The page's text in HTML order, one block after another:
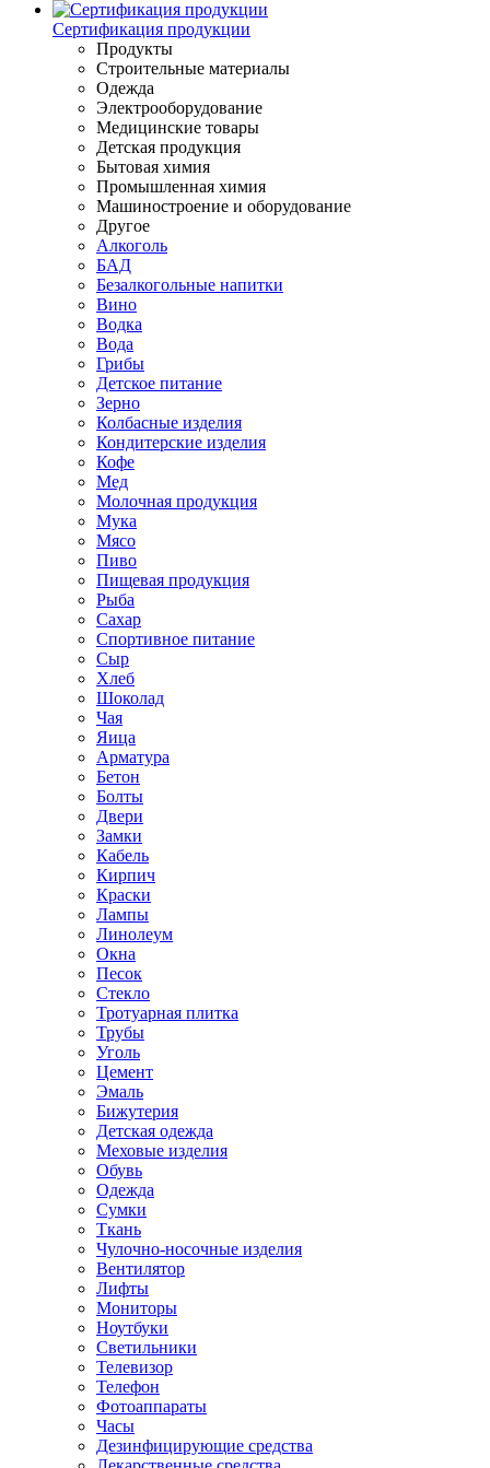
Сертификация продукции
Продукты
Строительные материалы
Одежда
Электрооборудование
Медицинские товары
Детская продукция
Бытовая химия
Промышленная химия
Машиностроение и оборудование
Другое
Алкоголь
БАД
Безалкогольные напитки
Вино
Водка
Вода
Грибы
Детское питание
Зерно
Колбасные изделия
Кондитерские изделия
Кофе
Мед
Молочная продукция
Мука
Мясо
Пиво
Пищевая продукция
Рыба
Сахар
Спортивное питание
Сыр
Хлеб
Шоколад
Чая
Яица
Арматура
Бетон
Болты
Двери
Замки
Кабель
Кирпич
Краски
Лампы
Линолеум
Окна
Песок
Стекло
Тротуарная плитка
Трубы
Уголь
Цемент
Эмаль
Бижутерия
Детская одежда
Меховые изделия
Обувь
Одежда
Сумки
Ткань
Чулочно-носочные изделия
Вентилятор
Лифты
Мониторы
Ноутбуки
Светильники
Телевизор
Телефон
Фотоаппараты
Часы
Дезинфицирующие средства